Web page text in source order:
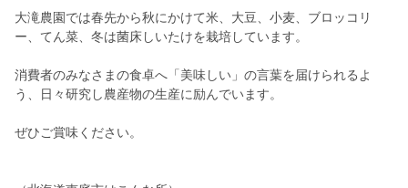
大滝農園では春先から秋にかけて米、大豆、小麦、ブロッコリ
ー、てん菜、冬は菌床しいたけを栽培しています。
消費者のみなさまの食卓へ「美味しい」の言葉を届けられるよ
う、日々研究し農産物の生産に励んでいます。
ぜひご賞味ください。